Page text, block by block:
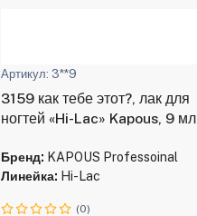
Артикул: 3**9
3159 как тебе этот?, лак для
ногтей «Hi-Lac» Kapous, 9 мл
Бренд: KAPOUS Professoinal
Линейка: Hi-Lac
(0)